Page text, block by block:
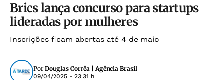
Brics lança concurso para startups
lideradas por mulheres
Inscrições ficam abertas até 4 de maio
Por Douglas Corrêa | Agência Brasil
09/04/2025 - 23:31 h